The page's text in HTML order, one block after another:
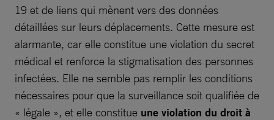
19 et de liens qui mènent vers des données
détaillées sur leurs déplacements. Cette mesure est
alarmante, car elle constitue une violation du secret
médical et renforce la stigmatisation des personnes
infectées. Elle ne semble pas remplir les conditions
nécessaires pour que la surveillance soit qualifiée de
« légale », et elle constitue une violation du droit à